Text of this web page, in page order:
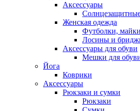
Аксессуары
Женская одежда
Футболки,
Лосины и
Аксессуары для обуви
Мешки для
Йога
Коврики
Аксессуары
Рюкзаки и сумки
Рюкзаки